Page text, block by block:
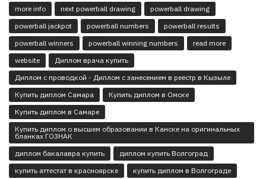
more info
next powerball drawing
powerball drawing
powerball jackpot
powerball numbers
powerball results
powerball winners
powerball winning numbers
read more
website
Диплом врача купить
Диплом с проводкой - Диплом с занесением в реестр в Кызыле
Купить диплом Самара
Купить диплом в Омске
Купить диплом в Самаре
Купить диплом о высшем образовании в Канске на оригинальных
бланках ГОЗНАК
диплом бакалавра купить
диплом купить Волгоград
купить аттестат в красноярске
купить диплом в Волгограде